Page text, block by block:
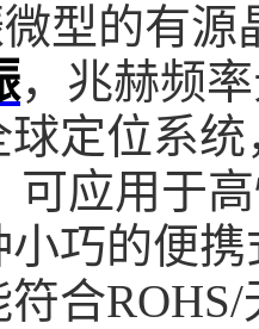
型的有
，兆赫频
定位系
可应用于
巧的便
合